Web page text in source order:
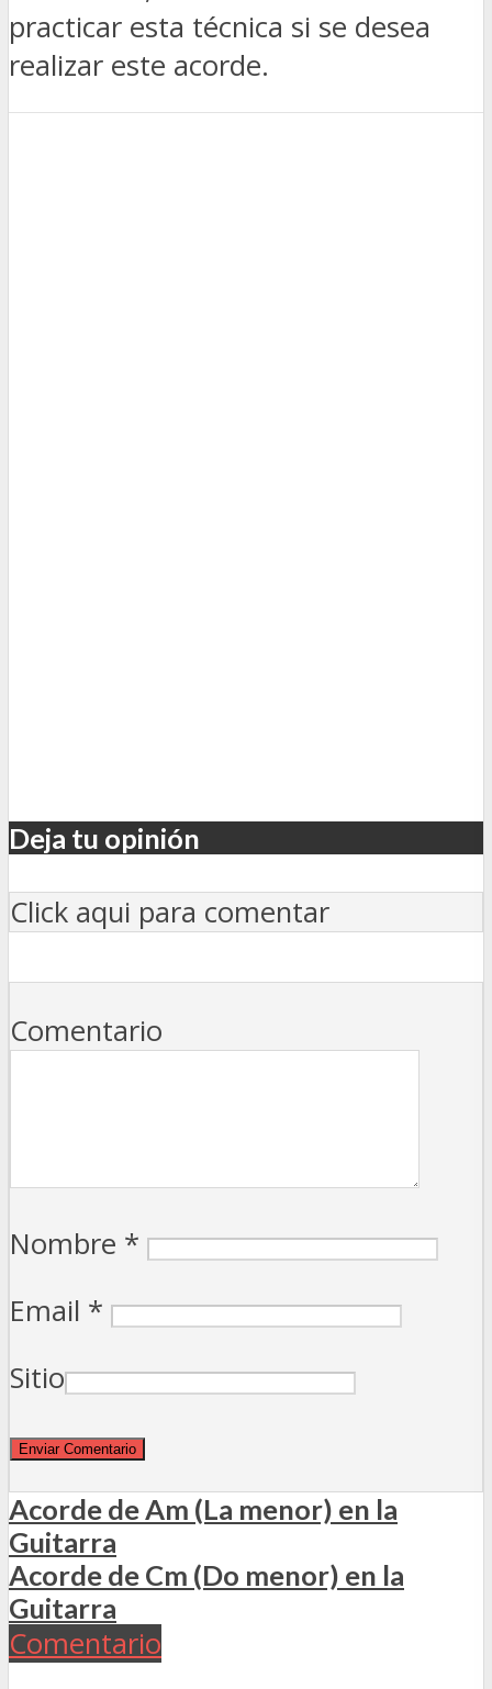
practicar esta técnica si se desea
realizar este acorde.
Deja tu opinión
Click aqui para comentar
Comentario
Nombre *
Email *
Sitio
Acorde de Am (La menor) en la
Guitarra
Acorde de Cm (Do menor) en la
Guitarra
Comentario